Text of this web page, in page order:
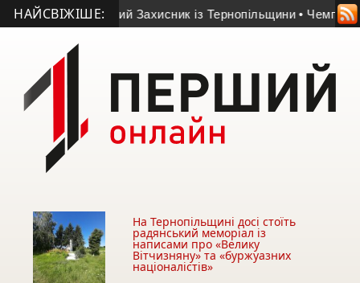
НАЙСВІЖІШЕ:
загинув 33-річний Захисник із Тернопільщини • Чемпіон
На Тернопільщині досі стоїть
радянський меморіал із
написами про «Велику
Вітчизняну» та «буржуазних
націоналістів»